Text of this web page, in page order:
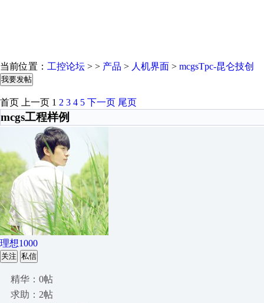
当前位置： 工控论坛 > > 产品 > 人机界面 > mcgsTpc-昆仑技创
我要发帖
首页 上一页 1 2 3 4 5 下一页 尾页
mcgs工程样例
理想1000
关注 私信
精华：0帖
求助：2帖